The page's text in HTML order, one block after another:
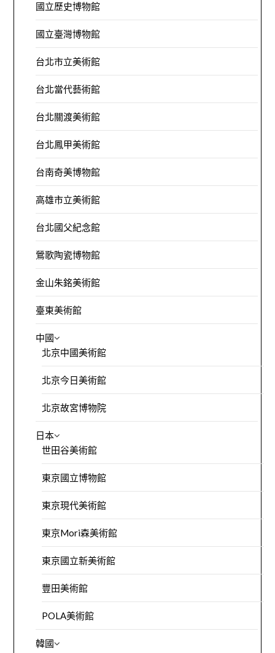
國立歷史博物館
國立臺灣博物館
台北市立美術館
台北當代藝術館
台北關渡美術館
台北鳳甲美術館
台南奇美博物館
高雄市立美術館
台北國父紀念館
鶯歌陶瓷博物館
金山朱銘美術館
臺東美術館
中國
北京中國美術館
北京今日美術館
北京故宮博物院
日本
世田谷美術館
東京國立博物館
東京現代美術館
東京Mori森美術館
東京國立新美術館
豐田美術館
POLA美術館
韓國